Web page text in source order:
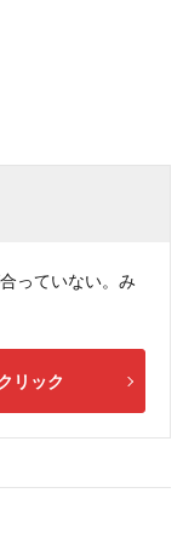
ていない。み
リック